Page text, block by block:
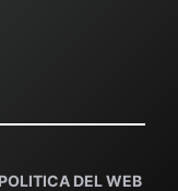
POLITICA DEL WEB